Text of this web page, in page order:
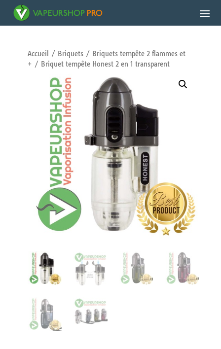
Accueil / Briquets/ Briquets tempête 2 flammes et
+ / Briquet tempête Honest 2 en 1 transparent